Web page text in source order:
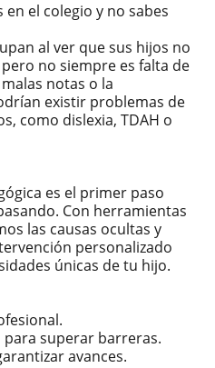
el colegio y no sabes
al ver que sus hijos no
no siempre es falta de
notas o la
existir problemas de
como dislexia, TDAH o
es el primer paso
Con herramientas
las causas ocultas y
personalizado
únicas de tu hijo.
para superar barreras.
avances.